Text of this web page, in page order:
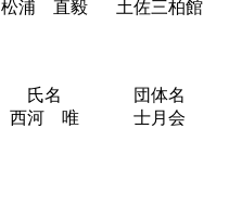
松浦 直毅
土佐三柏館
氏名
団体名
西河 唯 士月会